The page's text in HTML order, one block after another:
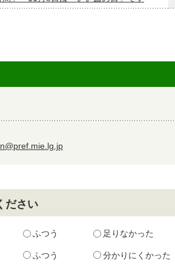
ださい
ふつう 足りなかった
ふつう 分かりにくかった